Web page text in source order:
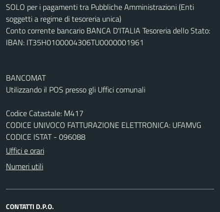
SOLO per i pagamenti tra Pubbliche Amministrazioni (Enti
soggetti a regime di tesoreria unica)
Conto corrente bancario BANCA D'ITALIA Tesoreria dello Stato:
IBAN: IT35H0100004306TU0000001961
BANCOMAT
Utilizzando il POS presso gli Uffici comunali
Codice Catastale: M417
CODICE UNIVOCO FATTURAZIONE ELETTRONICA: UFAMVG
CODICE ISTAT - 096088
Uffici e orari
Numeri utili
CONTATTI D.P.O.